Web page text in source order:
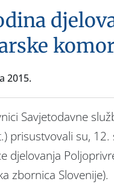
2015.
Savjetodavne
prisustvovali su,
djelovanja
zbornica Slovenije).